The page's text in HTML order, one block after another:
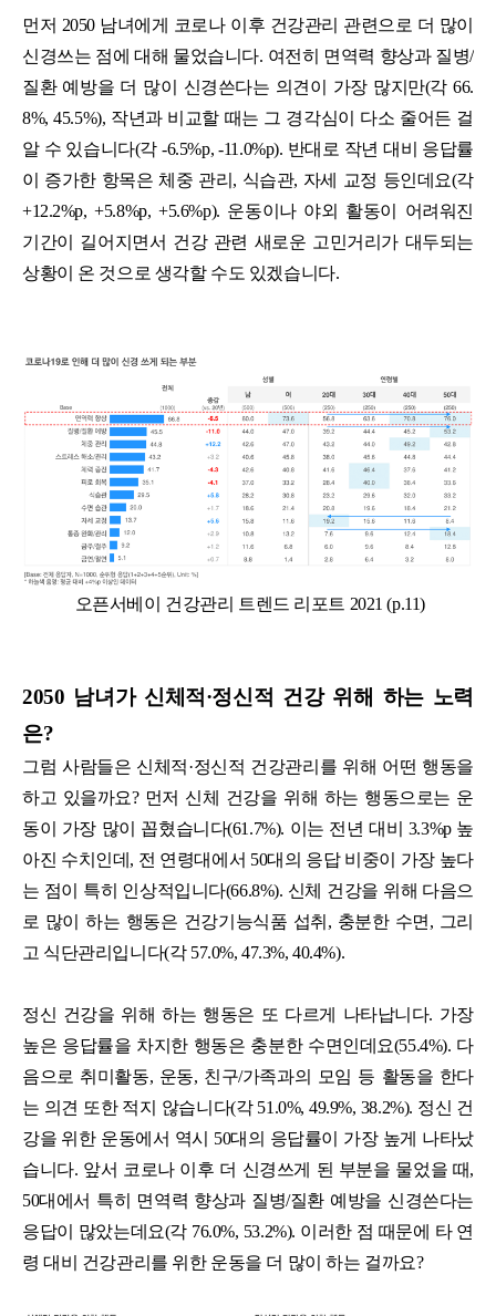
먼저 2050 남녀에게 코로나 이후 건강관리 관련으로 더 많이
신경쓰는 점에 대해 물었습니다. 여전히 면역력 향상과 질병/
질환 예방을 더 많이 신경쓴다는 의견이 가장 많지만(각 66.
8%, 45.5%), 작년과 비교할 때는 그 경각심이 다소 줄어든 걸
알 수 있습니다(각 -6.5%p, -11.0%p). 반대로 작년 대비 응답률
이 증가한 항목은 체중 관리, 식습관, 자세 교정 등인데요(각
+12.2%p, +5.8%p, +5.6%p). 운동이나 야외 활동이 어려워진
기간이 길어지면서 건강 관련 새로운 고민거리가 대두되는
상황이 온 것으로 생각할 수도 있겠습니다.
오픈서베이 건강관리 트렌드 리포트 2021 (p.11)
2050 남녀가 신체적·정신적 건강 위해 하는 노력
은?
그럼 사람들은 신체적·정신적 건강관리를 위해 어떤 행동을
하고 있을까요? 먼저 신체 건강을 위해 하는 행동으로는 운
동이 가장 많이 꼽혔습니다(61.7%). 이는 전년 대비 3.3%p 높
아진 수치인데, 전 연령대에서 50대의 응답 비중이 가장 높다
는 점이 특히 인상적입니다(66.8%). 신체 건강을 위해 다음으
로 많이 하는 행동은 건강기능식품 섭취, 충분한 수면, 그리
고 식단관리입니다(각 57.0%, 47.3%, 40.4%).
정신 건강을 위해 하는 행동은 또 다르게 나타납니다. 가장
높은 응답률을 차지한 행동은 충분한 수면인데요(55.4%). 다
음으로 취미활동, 운동, 친구/가족과의 모임 등 활동을 한다
는 의견 또한 적지 않습니다(각 51.0%, 49.9%, 38.2%). 정신 건
강을 위한 운동에서 역시 50대의 응답률이 가장 높게 나타났
습니다. 앞서 코로나 이후 더 신경쓰게 된 부분을 물었을 때,
50대에서 특히 면역력 향상과 질병/질환 예방을 신경쓴다는
응답이 많았는데요(각 76.0%, 53.2%). 이러한 점 때문에 타 연
령 대비 건강관리를 위한 운동을 더 많이 하는 걸까요?